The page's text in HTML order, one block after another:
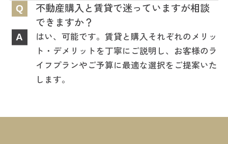
Q
不動産購入と賃貸で迷っていますが相談
できますか？
A
はい、可能です。賃貸と購入それぞれのメリッ
ト・デメリットを丁寧にご説明し、お客様のラ
イフプランやご予算に最適な選択をご提案いた
します。